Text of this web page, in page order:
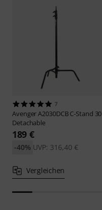
7
AvengerA2030DCB C-Stand 30
Detachable
189 €
UVP: 316,40 €
-40%
Vergleichen